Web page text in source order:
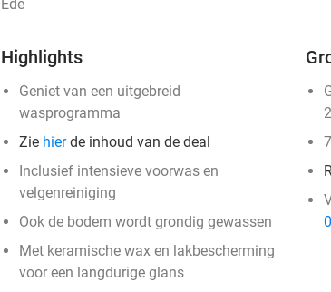
Ede
Highlights
Geniet van een uitgebreid
wasprogramma
Zie hierde inhoud van de deal
Inclusief intensieve voorwas en
velgenreiniging
Ook de bodem wordt grondig gewassen
Met keramische wax en lakbescherming
voor een langdurige glans